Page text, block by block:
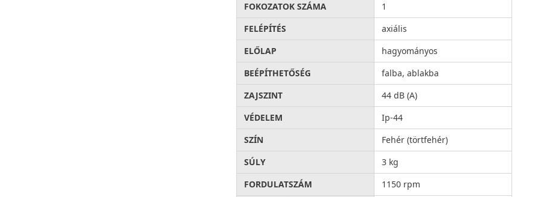
FOKOZATOK SZÁMA
1
FELÉPÍTÉS
axiális
ELŐLAP
hagyományos
BEÉPÍTHETŐSÉG
falba, ablakba
ZAJSZINT
44 dB (A)
VÉDELEM
Ip-44
SZÍN
Fehér (törtfehér)
SÚLY
3 kg
FORDULATSZÁM
1150 rpm